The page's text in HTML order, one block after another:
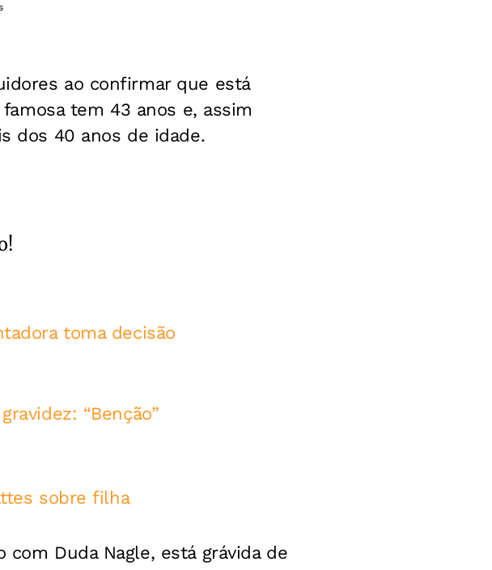
ao confirmar que está
famosa tem 43 anos e, assim
dos 40 anos de idade.
toma decisão
“Benção”
sobre filha
Duda Nagle, está grávida de